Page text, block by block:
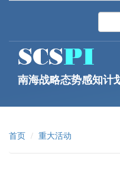
南海战略态势感知计
首页 重大活动